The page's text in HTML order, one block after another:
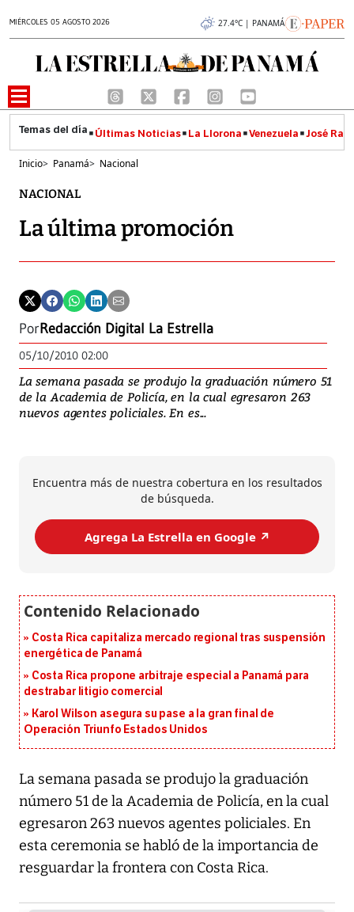
MIÉRCOLES 05 AGOSTO 2026 27.4°C | PANAMÁ
Últimas Noticias La Llorona Venezuela José
Inicio> Panamá> Nacional
NACIONAL
La última promoción
PorRedacción Digital La Estrella
05/10/2010 02:00
La semana pasada se produjo la graduación número 51
de la Academia de Policía, en la cual egresaron 263
nuevos agentes policiales. En es...
Encuentra más de nuestra cobertura en los resultados
de búsqueda.
Agrega La Estrella en Google ↗️
Costa Rica capitaliza mercado regional tras suspensión
energética de Panamá
Costa Rica propone arbitraje especial a Panamá para
destrabar litigio comercial
Karol Wilson asegura su pase a la gran final de
Operación Triunfo Estados Unidos
La semana pasada se produjo la graduación
número 51 de la Academia de Policía, en la cual
egresaron 263 nuevos agentes policiales. En
esta ceremonia se habló de la importancia de
resguardar la frontera con Costa Rica.